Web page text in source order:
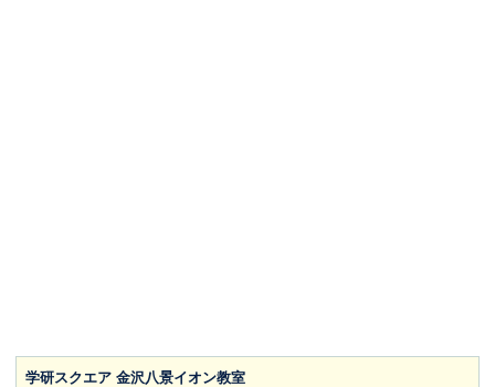
学研スクエア 金沢八景イオン教室